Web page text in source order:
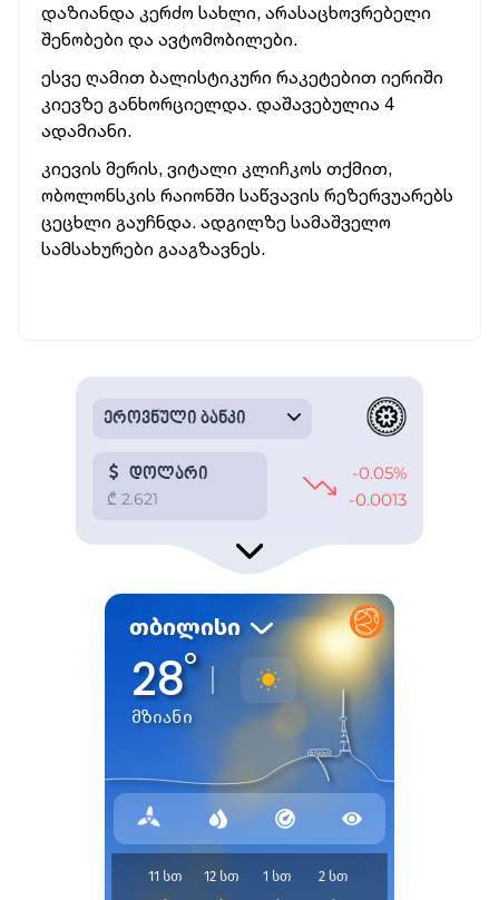
დაზიანდა კერძო სახლი, არასაცხოვრებელი
შენობები და ავტომობილები.
ესვე ღამით ბალისტიკური რაკეტებით იერიში
კიევზე განხორციელდა. დაშავებულია 4
ადამიანი.
კიევის მერის, ვიტალი კლიჩკოს თქმით,
ობოლონსკის რაიონში საწვავის რეზერვუარებს
ცეცხლი გაუჩნდა. ადგილზე სამაშველო
სამსახურები გააგზავნეს.